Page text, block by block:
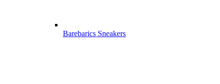
Barebarics Sneakers